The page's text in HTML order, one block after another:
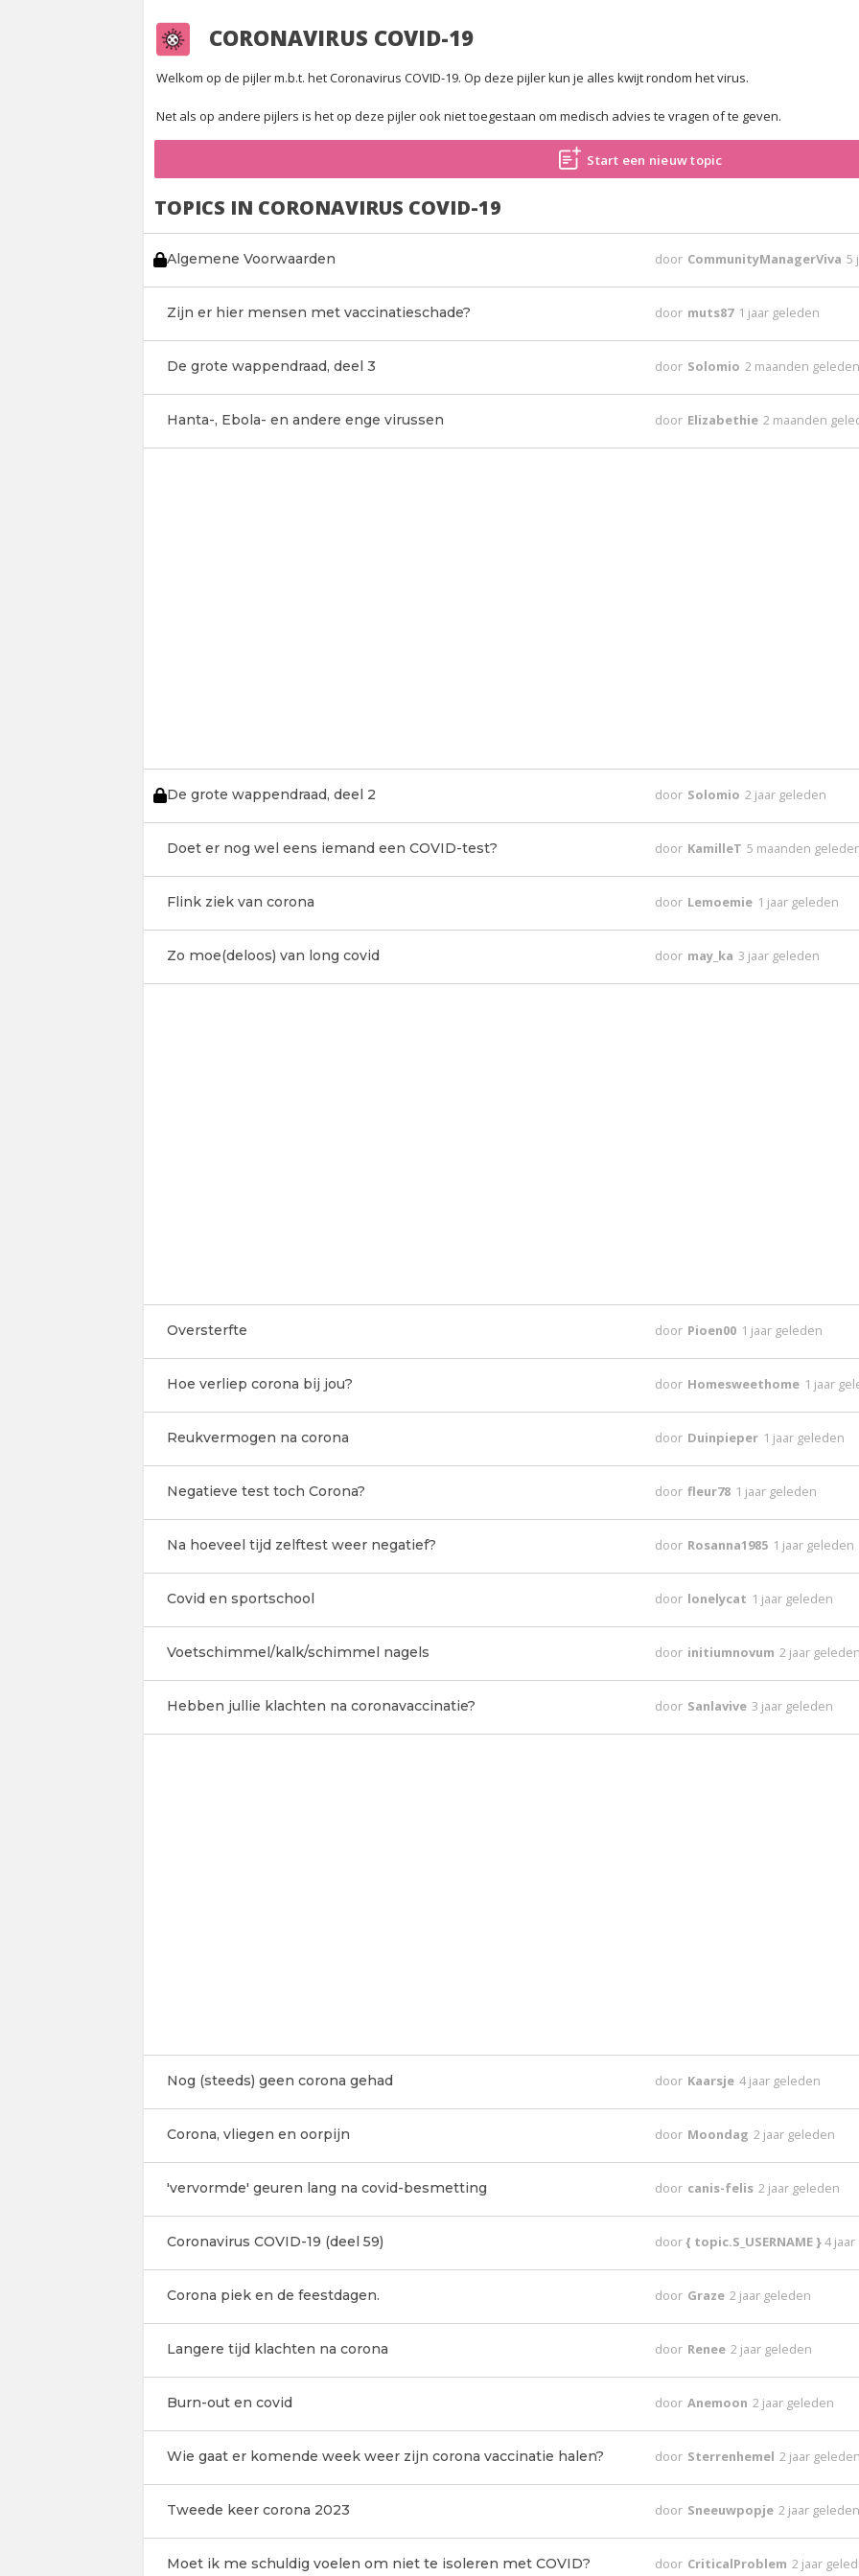
CORONAVIRUS COVID-19
Welkom op de pijler m.b.t. het Coronavirus COVID-19. Op deze pijler kun je alles kwijt rondom het virus.
Net als op andere pijlers is het op deze pijler ook niet toegestaan om medisch advies te vragen of te geven.
Start een nieuw topic
TOPICS IN CORONAVIRUS COVID-19
Algemene Voorwaarden door CommunityManagerViva 5
Zijn er hier mensen met vaccinatieschade? door muts87 1 jaar geleden
De grote wappendraad, deel 3 door Solomio 2 maanden geleden
Hanta-, Ebola- en andere enge virussen door Elizabethie 2 maanden
De grote wappendraad, deel 2 door Solomio 2 jaar geleden
Doet er nog wel eens iemand een COVID-test? door KamilleT 5 maanden
Flink ziek van corona door Lemoemie 1 jaar geleden
Zo moe(deloos) van long covid door may_ka 3 jaar geleden
Oversterfte door Pioen00 1 jaar geleden
Hoe verliep corona bij jou? door Homesweethome 1 jaar
Reukvermogen na corona door Duinpieper 1 jaar geleden
Negatieve test toch Corona? door fleur78 1 jaar geleden
Na hoeveel tijd zelftest weer negatief? door Rosanna1985 1 jaar geleden
Covid en sportschool door lonelycat 1 jaar geleden
Voetschimmel/kalk/schimmel nagels door initiumnovum 2 jaar geleden
Hebben jullie klachten na coronavaccinatie? door Sanlavive 3 jaar geleden
Nog (steeds) geen corona gehad door Kaarsje 4 jaar geleden
Corona, vliegen en oorpijn door Moondag 2 jaar geleden
'vervormde' geuren lang na covid-besmetting door canis-felis 2 jaar geleden
Coronavirus COVID-19 (deel 59) door{ topic.S_USERNAME }4
Corona piek en de feestdagen. door Graze 2 jaar geleden
Langere tijd klachten na corona door Renee 2 jaar geleden
Burn-out en covid door Anemoon 2 jaar geleden
Wie gaat er komende week weer zijn corona vaccinatie halen? door Sterrenhemel 2 jaar geleden
Tweede keer corona 2023 door Sneeuwpopje 2 jaar geleden
Moet ik me schuldig voelen om niet te isoleren met COVID? door CriticalProblem 2 jaar